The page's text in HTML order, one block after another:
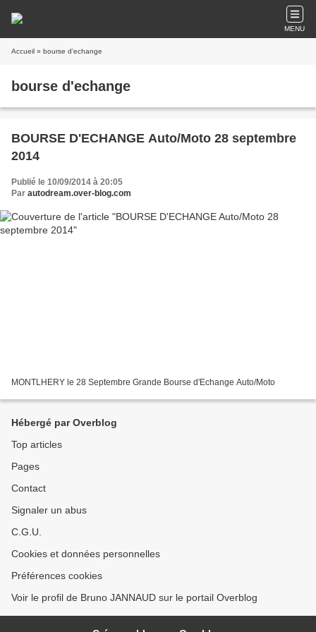
MENU
Accueil » bourse d'echange
bourse d'echange
BOURSE D'ECHANGE Auto/Moto 28 septembre
2014
Publié le 10/09/2014 à 20:05
Par autodream.over-blog.com
MONTLHERY le 28 Septembre Grande Bourse d'Echange Auto/Moto
Hébergé par Overblog
Top articles
Pages
Contact
Signaler un abus
C.G.U.
Cookies et données personnelles
Préférences cookies
Voir le profil de Bruno JANNAUD sur le portail Overblog